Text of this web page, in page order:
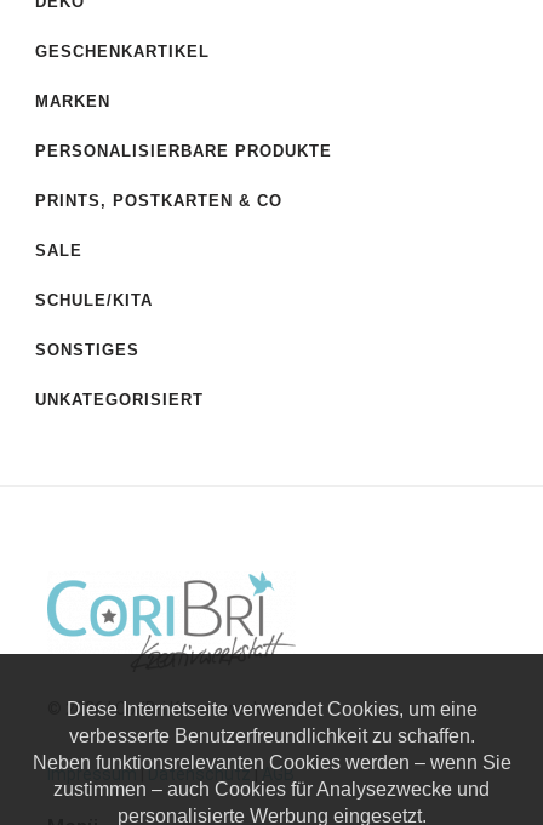
GESCHENKARTIKEL
MARKEN
PERSONALISIERBARE PRODUKTE
PRINTS, POSTKARTEN & CO
SALE
SCHULE/KITA
SONSTIGES
UNKATEGORISIERT
© 2026 | CoriBri Kreativwerkstatt
Impressum|Datenschutz|AGB
Diese Internetseite verwendet Cookies, um eine
verbesserte Benutzerfreundlichkeit zu schaffen.
Neben funktionsrelevanten Cookies werden – wenn Sie
zustimmen – auch Cookies für Analysezwecke und
personalisierte Werbung eingesetzt.